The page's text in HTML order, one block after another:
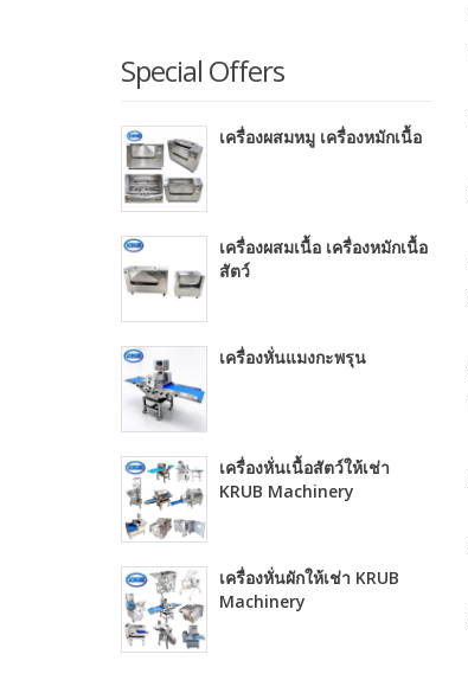
Special Offers
เครื่องผสมหมู เครื่องหมักเนื้อ
เครื่องผสมเนื้อ เครื่องหมักเนื้อ
สัตว์
เครื่องหั่นแมงกะพรุน
เครื่องหั่นเนื้อสัตว์ให้เช่า
KRUB Machinery
เครื่องหั่นผักให้เช่า KRUB
Machinery